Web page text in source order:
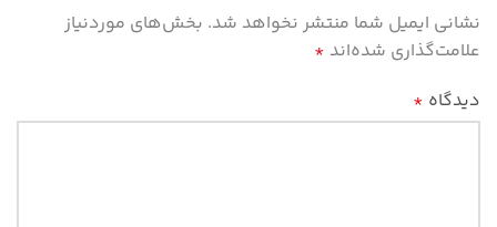
نشانی ایمیل شما منتشر نخواهد شد. بخش‌های موردنیاز
علامت‌گذاری شده‌اند *
دیدگاه *